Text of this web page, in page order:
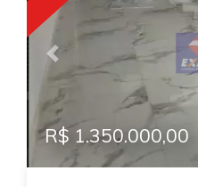
Previous
R$ 1.350.000,00